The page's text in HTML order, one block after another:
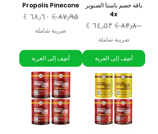
باقة خصم باستا الصنوبر
4x
سعر عادي‏٨٣٫٨٠ € سعر البيع
ضريبة شاملة
أضِف إلى العربة
Propolis Pinecone
سعر عادي‏٨٧٫٩٥ € سعر البيع
ضريبة شاملة
أضِف إلى العربة